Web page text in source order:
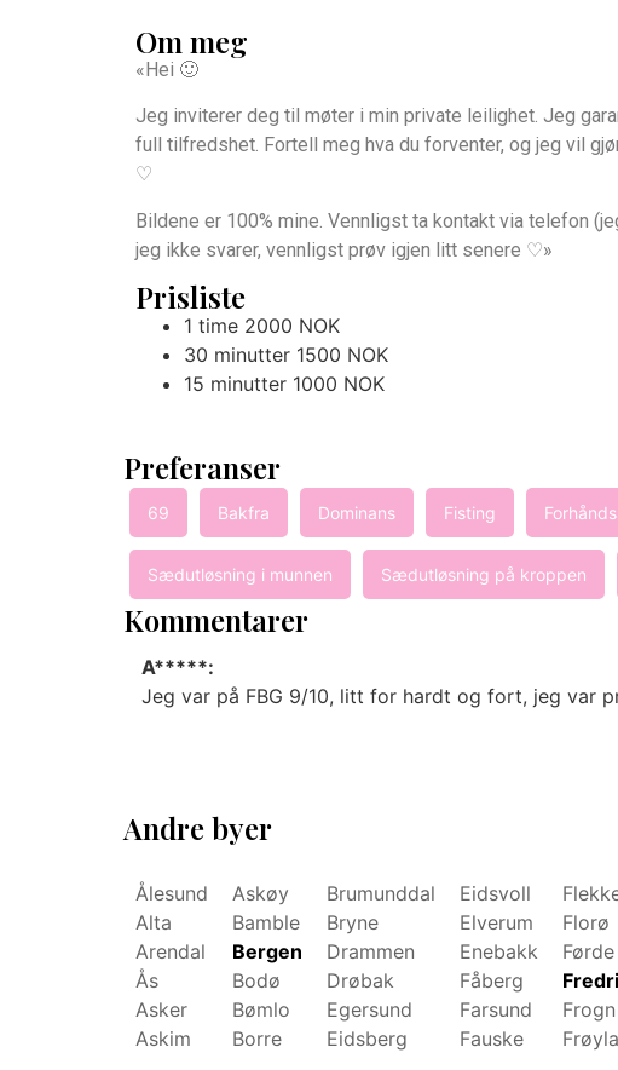
Om meg
«Hei 🙂
Jeg inviterer deg til møter i min private leilighet. Jeg
full tilfredshet. Fortell meg hva du forventer, og jeg vil
♡
Bildene er 100% mine. Vennligst ta kontakt via telefon
jeg ikke svarer, vennligst prøv igjen litt senere ♡»
Prisliste
1 time 2000 NOK
30 minutter 1500 NOK
15 minutter 1000 NOK
Preferanser
69 Bakfra Dominans Fisting
Sædutløsning i munnen Sædutløsning på kroppen
Kommentarer
A*****:
Jeg var på FBG 9/10, litt for hardt og fort, jeg var
Andre byer
Ålesund
Alta
Arendal
Ås
Asker
Askim
Askøy
Bamble
Bergen
Bodø
Bømlo
Borre
Brumunddal
Bryne
Drammen
Drøbak
Egersund
Eidsberg
Eidsvoll
Elverum
Enebakk
Fåberg
Farsund
Fauske
Florø
Førde
Frogn